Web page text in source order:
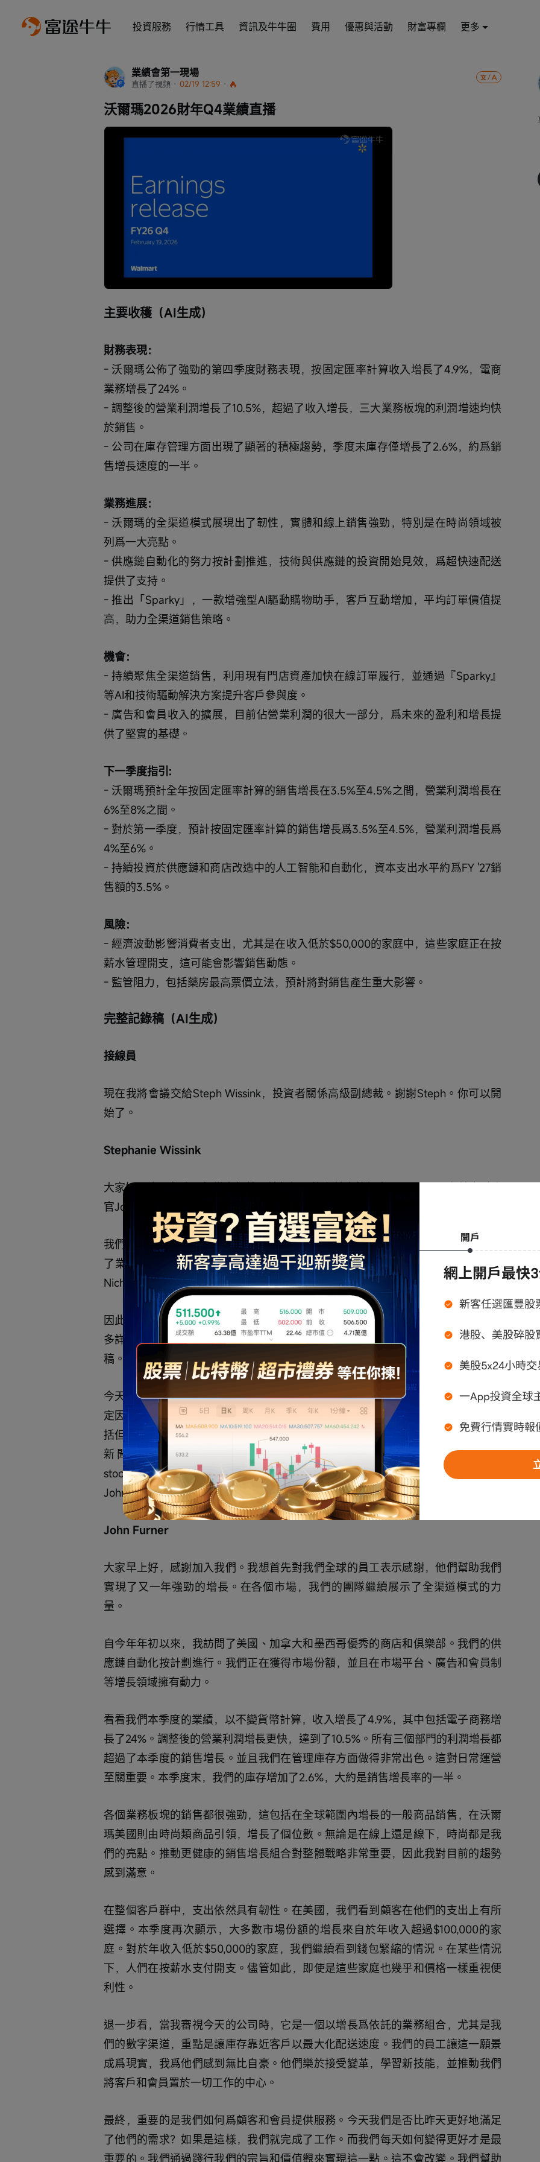
投資服務 行情工具 資訊及牛牛圈 費用 優惠與活動 財富專欄 更多
業績會第一現場
直播了視頻 · 02/19 12:59 ·
沃爾瑪2026財年Q4業績直播
取
消 /
Loaded:
0%
Progress:
放
主要收穫（AI生成）
財務表現：
- 沃爾瑪公佈了強勁的第四季度財務表現，按固定匯率計算收入增長了4.9%，電商
業務增長了24%。
- 調整後的營業利潤增長了10.5%，超過了收入增長，三大業務板塊的利潤增速均快
於銷售。
- 公司在庫存管理方面出現了顯著的積極趨勢，季度末庫存僅增長了2.6%，約爲銷
售增長速度的一半。
業務進展：
- 沃爾瑪的全渠道模式展現出了韌性，實體和線上銷售強勁，特別是在時尚領域被
列爲一大亮點。
- 供應鏈自動化的努力按計劃推進，技術與供應鏈的投資開始見效，爲超快速配送
提供了支持。
- 推出「Sparky」，一款增強型AI驅動購物助手，客戶互動增加，平均訂單價值提
高，助力全渠道銷售策略。
機會：
- 持續聚焦全渠道銷售，利用現有門店資產加快在線訂單履行，並通過『Sparky』
等AI和技術驅動解決方案提升客戶參與度。
- 廣告和會員收入的擴展，目前佔營業利潤的很大一部分，爲未來的盈利和增長提
供了堅實的基礎。
下一季度指引:
- 沃爾瑪預計全年按固定匯率計算的銷售增長在3.5%至4.5%之間，營業利潤增長在
6%至8%之間。
- 對於第一季度，預計按固定匯率計算的銷售增長爲3.5%至4.5%，營業利潤增長爲
4%至6%。
- 持續投資於供應鏈和商店改造中的人工智能和自動化，資本支出水平約爲FY '27銷
售額的3.5%。
風險：
- 經濟波動影響消費者支出，尤其是在收入低於$50,000的家庭中，這些家庭正在按
薪水管理開支，這可能會影響銷售動態。
- 監管阻力，包括藥房最高票價立法，預計將對銷售產生重大影響。
完整記錄稿（AI生成）
接線員
現在我將會議交給Steph Wissink，投資者關係高級副總裁。謝謝Steph。你可以開
始了。
Stephanie Wissink
大家好，今天與我一起從本頓維爾總部加入的有首席執行官John Furner和首席財務
官John David Rainey。
我們將從第四季度和全年的亮點開始，然後開放提問環節。在問答部分，我們邀請
了業務部門領導加入，分別是沃爾瑪美國的Dave Guggina、沃爾瑪國際的Chris
Nicholas以及山姆會員店美國的Latriece Watkins。
因此我們可以儘可能多地解答您的問題，請將問題限制爲一個。有關我們業績的更
多詳細信息，包括各業務板塊的亮點，請參閱我們網站上的收益公告和補充演示文
稿。
今天的電話會議正在錄音，管理層可能會做出前瞻性陳述。這些陳述受風險和不確
定因素的影響，可能導致實際結果與這些陳述有重大差異。這些風險和不確定性包
括但不限於我們在向美國證券交易委員會提交的文件中確定的因素。請查看我們的
新聞稿和幻燈片演示，了解有關前瞻性陳述的警示聲明以及我們網站
stock.walmart.com 上的完整安全港聲明和非GAAP對賬。這結束了我的介紹。
John，交給你了。
John Furner
大家早上好，感謝加入我們。我想首先對我們全球的員工表示感謝，他們幫助我們
實現了又一年強勁的增長。在各個市場，我們的團隊繼續展示了全渠道模式的力
量。
自今年年初以來，我訪問了美國、加拿大和墨西哥優秀的商店和俱樂部。我們的供
應鏈自動化按計劃進行。我們正在獲得市場份額，並且在市場平台、廣告和會員制
等增長領域擁有動力。
看看我們本季度的業績，以不變貨幣計算，收入增長了4.9%，其中包括電子商務增
長了24%。調整後的營業利潤增長更快，達到了10.5%。所有三個部門的利潤增長都
超過了本季度的銷售增長。並且我們在管理庫存方面做得非常出色。這對日常運營
至關重要。本季度末，我們的庫存增加了2.6%，大約是銷售增長率的一半。
各個業務板塊的銷售都很強勁，這包括在全球範圍內增長的一般商品銷售，在沃爾
瑪美國則由時尚類商品引領，增長了個位數。無論是在線上還是線下，時尚都是我
們的亮點。推動更健康的銷售增長組合對整體戰略非常重要，因此我對目前的趨勢
感到滿意。
在整個客戶群中，支出依然具有韌性。在美國，我們看到顧客在他們的支出上有所
選擇。本季度再次顯示，大多數市場份額的增長來自於年收入超過$100,000的家
庭。對於年收入低於$50,000的家庭，我們繼續看到錢包緊縮的情況。在某些情況
下，人們在按薪水支付開支。儘管如此，即使是這些家庭也幾乎和價格一樣重視便
利性。
退一步看，當我審視今天的公司時，它是一個以增長爲依託的業務組合，尤其是我
們的數字渠道，重點是讓庫存靠近客戶以最大化配送速度。我們的員工讓這一願景
成爲現實，我爲他們感到無比自豪。他們樂於接受變革，學習新技能，並推動我們
將客戶和會員置於一切工作的中心。
最終，重要的是我們如何爲顧客和會員提供服務。今天我們是否比昨天更好地滿足
了他們的需求？如果是這樣，我們就完成了工作。而我們每天如何變得更好才是最
重要的。我們通過踐行我們的宗旨和價值觀來實現這一點。這不會改變。我們幫助